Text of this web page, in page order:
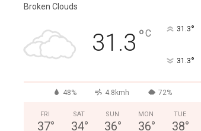
Broken Clouds
31.3 °C 31.3°
31.3°
48% 4.8kmh 72%
FRI
37°
SAT
34°
SUN
36°
MON
36°
TUE
38°